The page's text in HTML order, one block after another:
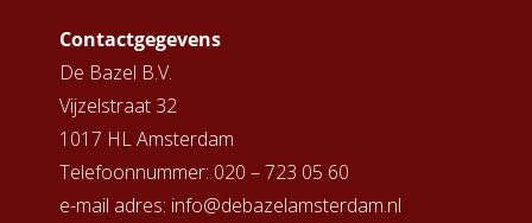
Contactgegevens
De Bazel B.V.
Vijzelstraat 32
1017 HL Amsterdam
Telefoonnummer: 020 – 723 05 60
e-mail adres: info@debazelamsterdam.nl